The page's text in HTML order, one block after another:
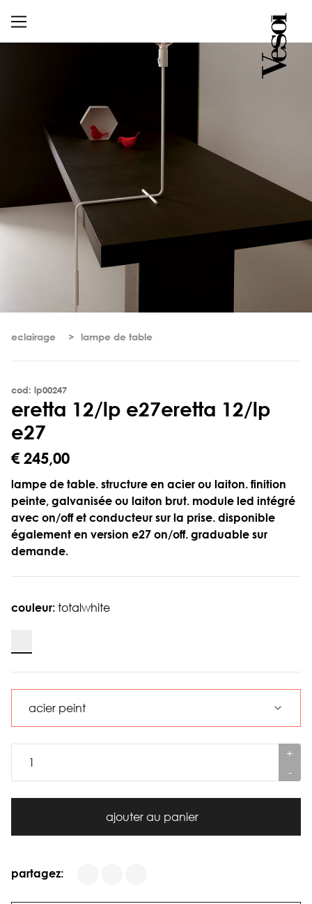
eclairage lampe de table
cod: lp00247
eretta 12/lp e27eretta 12/lp
e27
€ 245,00
lampe de table. structure en acier ou laiton. finition
peinte, galvanisée ou laiton brut. module led intégré
avec on/off et conducteur sur la prise. disponible
également en version e27 on/off. graduable sur
demande.
couleur: totalwhite
+
-
ajouter au panier
partagez: